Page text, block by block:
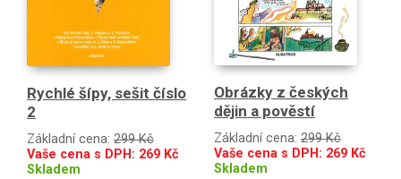
Rychlé šípy, sešit číslo
2
Základní cena: 299 Kč
Vaše cena s DPH: 269 Kč
Skladem
Obrázky z českých
dějin a pověstí
Základní cena: 299 Kč
Vaše cena s DPH: 269 Kč
Skladem